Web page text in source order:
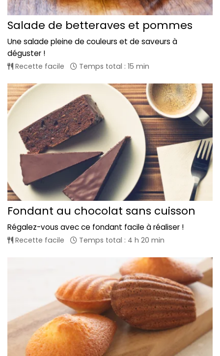
Salade de betteraves et pommes
Une salade pleine de couleurs et de saveurs à
déguster !
Recette facile Temps total : 15 min
Fondant au chocolat sans cuisson
Régalez-vous avec ce fondant facile à réaliser !
Recette facile Temps total : 4 h 20 min